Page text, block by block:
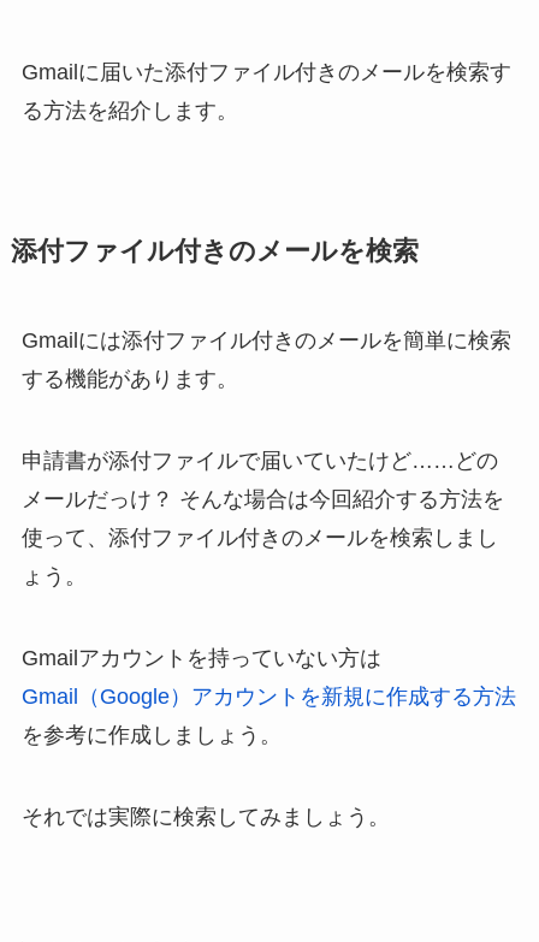
Gmailに届いた添付ファイル付きのメールを検索す
る方法を紹介します。
添付ファイル付きのメールを検索
Gmailには添付ファイル付きのメールを簡単に検索
する機能があります。
申請書が添付ファイルで届いていたけど……どの
メールだっけ？ そんな場合は今回紹介する方法を
使って、添付ファイル付きのメールを検索しまし
ょう。
Gmailアカウントを持っていない方は
Gmail（Google）アカウントを新規に作成する方法
を参考に作成しましょう。
それでは実際に検索してみましょう。